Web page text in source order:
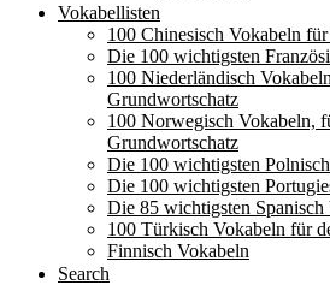
Vokabellisten
100 Chinesisch Vokabeln
Die 100 wichtigsten
100 Niederländisch
Grundwortschatz
100 Norwegisch Vokabeln,
Grundwortschatz
Die 100 wichtigsten
Die 100 wichtigsten
Die 85 wichtigsten Spanisch
100 Türkisch Vokabeln für
Finnisch Vokabeln
Search